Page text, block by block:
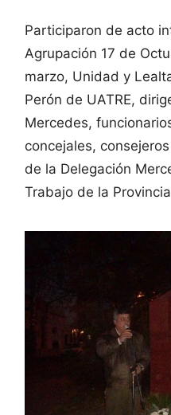
Participaron de acto
Agrupación 17 de
marzo, Unidad y
Perón de UATRE,
Mercedes,
concejales,
de la Delegación
Trabajo de la